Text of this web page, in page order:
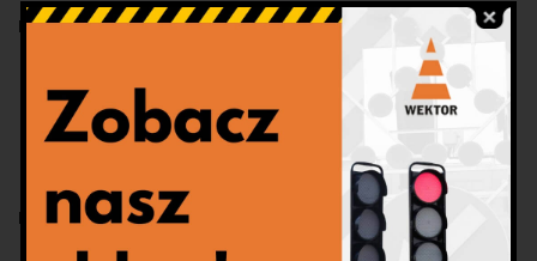
Przykłady zastosowania lamp bateryjnych na pachołku:
jako element ostrzegawczy w miejscu prac drogowych np.
podczas prac konserwacyjnych na drogach, prac
utrzymaniowych lub serwisowych
w przypadku akcji ratowniczych
w przypadku awarii pojazdu jako uzupełnienie świateł
Lampy montujemy na wszystkich pachołkach, które są w ofercie.